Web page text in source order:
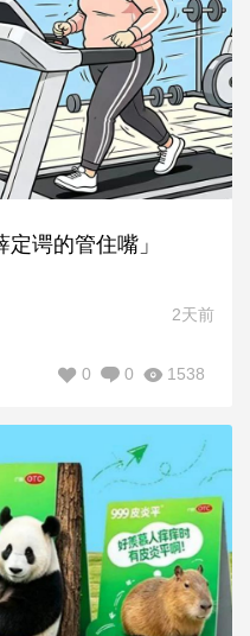
谔的管住嘴」
2天前
1538
0
0